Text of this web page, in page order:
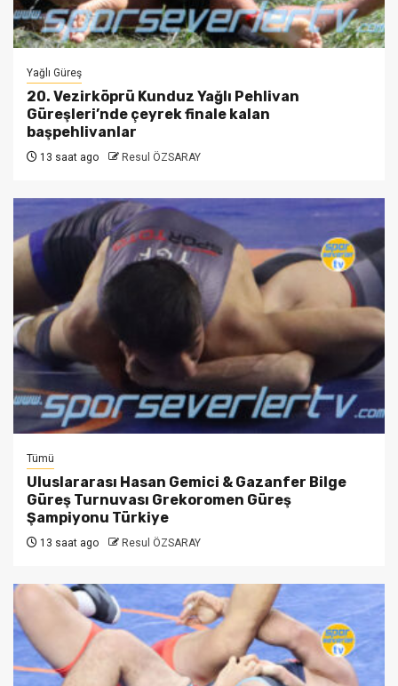
Yağlı Güreş
20. Vezirköprü Kunduz Yağlı Pehlivan
Güreşleri’nde çeyrek finale kalan
başpehlivanlar
13 saat ago Resul ÖZSARAY
Tümü
Uluslararası Hasan Gemici & Gazanfer Bilge
Güreş Turnuvası Grekoromen Güreş
Şampiyonu Türkiye
13 saat ago Resul ÖZSARAY